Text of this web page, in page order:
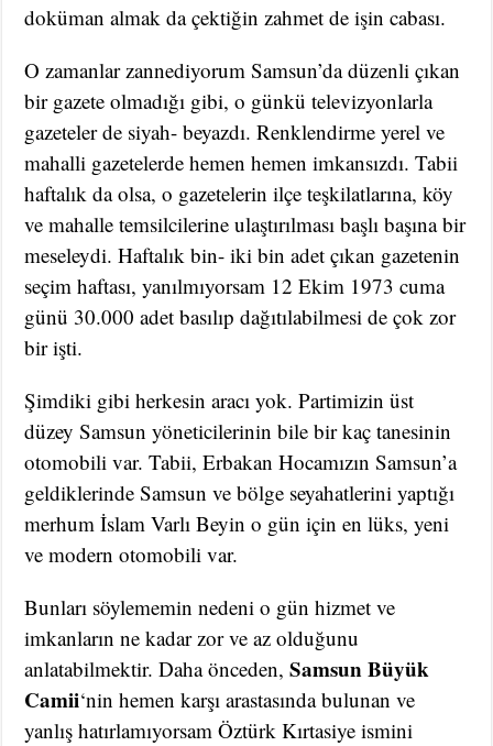
doküman almak da çektiğin zahmet de işin cabası.
O zamanlar zannediyorum Samsun’da düzenli çıkan
bir gazete olmadığı gibi, o günkü televizyonlarla
gazeteler de siyah- beyazdı. Renklendirme yerel ve
mahalli gazetelerde hemen hemen imkansızdı. Tabii
haftalık da olsa, o gazetelerin ilçe teşkilatlarına, köy
ve mahalle temsilcilerine ulaştırılması başlı başına bir
meseleydi. Haftalık bin- iki bin adet çıkan gazetenin
seçim haftası, yanılmıyorsam 12 Ekim 1973 cuma
günü 30.000 adet basılıp dağıtılabilmesi de çok zor
bir işti.
Şimdiki gibi herkesin aracı yok. Partimizin üst
düzey Samsun yöneticilerinin bile bir kaç tanesinin
otomobili var. Tabii, Erbakan Hocamızın Samsun’a
geldiklerinde Samsun ve bölge seyahatlerini yaptığı
merhum İslam Varlı Beyin o gün için en lüks, yeni
ve modern otomobili var.
Bunları söylememin nedeni o gün hizmet ve
imkanların ne kadar zor ve az olduğunu
anlatabilmektir. Daha önceden,Samsun Büyük
Camii‘nin hemen karşı arastasında bulunan ve
yanlış hatırlamıyorsam Öztürk Kırtasiye ismini